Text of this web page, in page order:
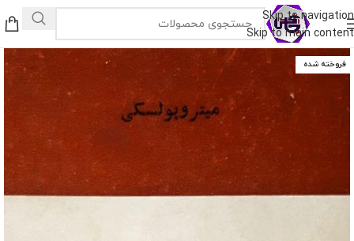
Skip to navigation
Skip to main content
فروخته شده